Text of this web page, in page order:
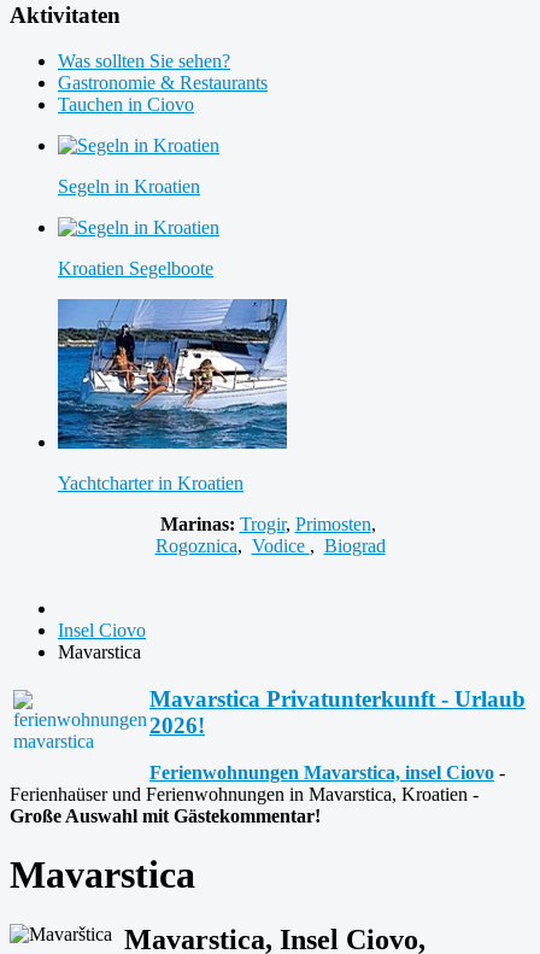
Aktivitaten
Was sollten Sie sehen?
Gastronomie & Restaurants
Tauchen in Ciovo
Segeln in Kroatien
Kroatien Segelboote
Yachtcharter in Kroatien
Marinas: Trogir, Primosten,
Rogoznica, Vodice , Biograd
Insel Ciovo
Mavarstica
Mavarstica Privatunterkunft - Urlaub
2026!
Ferienwohnungen Mavarstica, insel Ciovo -
Ferienhaüser und Ferienwohnungen in Mavarstica, Kroatien -
Große Auswahl mit Gästekommentar!
Mavarstica
Mavarstica, Insel Ciovo,